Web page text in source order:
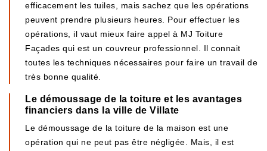
efficacement les tuiles, mais sachez que les opérations
peuvent prendre plusieurs heures. Pour effectuer les
opérations, il vaut mieux faire appel à MJ Toiture
Façades qui est un couvreur professionnel. Il connait
toutes les techniques nécessaires pour faire un travail de
très bonne qualité.
Le démoussage de la toiture et les avantages
financiers dans la ville de Villate
Le démoussage de la toiture de la maison est une
opération qui ne peut pas être négligée. Mais, il est